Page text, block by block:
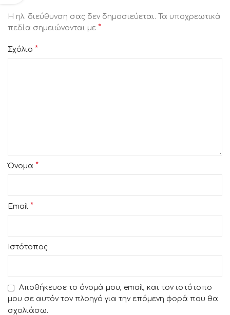
Η ηλ. διεύθυνση σας δεν δημοσιεύεται.
Τα υποχρεωτικά
πεδία σημειώνονται με *
Σχόλιο *
Όνομα *
Email *
Ιστότοπος
Αποθήκευσε το όνομά μου, email, και τον ιστότοπο
μου σε αυτόν τον πλοηγό για την επόμενη φορά που θα
σχολιάσω.